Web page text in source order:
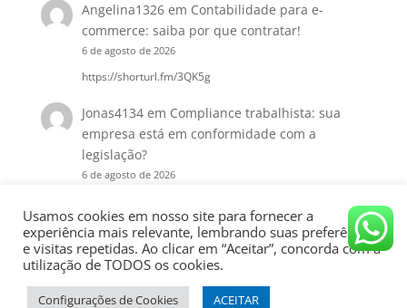
Angelina1326 em Contabilidade para e-
commerce: saiba por que contratar!
6 de agosto de 2026
https://shorturl.fm/3QK5g
Jonas4134 em Compliance trabalhista: sua
empresa está em conformidade com a
legislação?
6 de agosto de 2026
Usamos cookies em nosso site para fornecer a
experiência mais relevante, lembrando suas preferências
e visitas repetidas. Ao clicar em “Aceitar”, concorda com a
utilização de TODOS os cookies.
Configurações de Cookies ACEITAR